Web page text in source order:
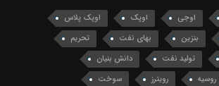
اوجی اوپک
اوپک پلاس
بنزین بهای نفت
تحریم
تولید نفت
دانش بنیان
روسیه رویترز
سوخت